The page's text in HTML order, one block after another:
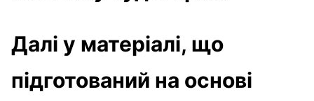
Далі у матеріалі, що
підготований на основі